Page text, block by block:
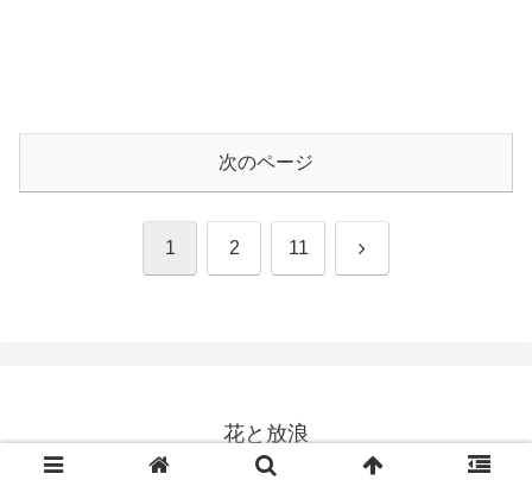
次のページ
1 2 11 次
花と放浪
© 2018 花と放浪.